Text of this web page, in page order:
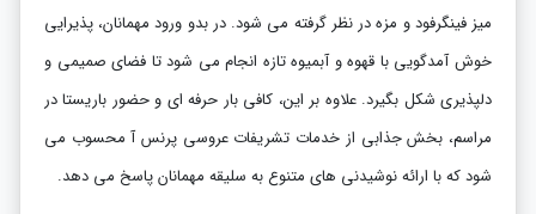
میز فینگرفود و مزه در نظر گرفته می شود. در بدو ورود مهمانان، پذیرایی
خوش آمدگویی با قهوه و آبمیوه تازه انجام می شود تا فضای صمیمی و
دلپذیری شکل بگیرد. علاوه بر این، کافی بار حرفه ای و حضور باریستا در
مراسم، بخش جذابی از خدمات تشریفات عروسی پرنس آ محسوب می
شود که با ارائه نوشیدنی های متنوع به سلیقه مهمانان پاسخ می دهد.